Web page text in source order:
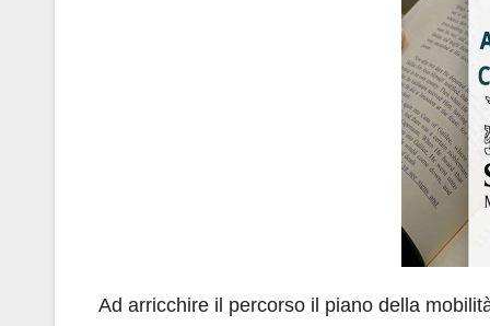
Ad arricchire il percorso il piano della